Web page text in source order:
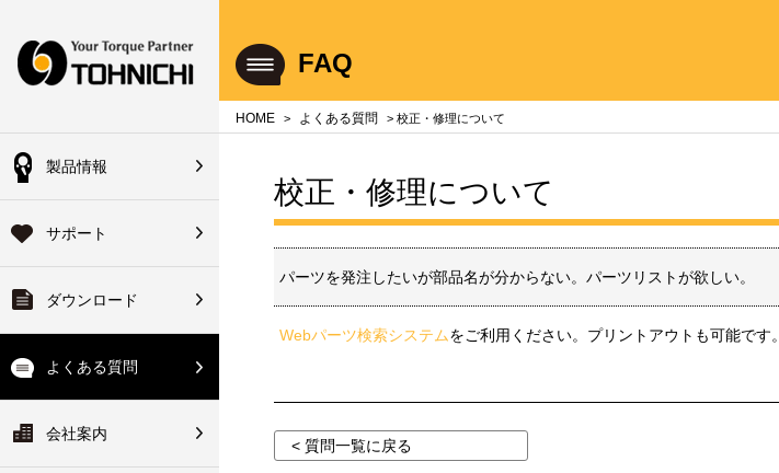
製品情報
サポート
ダウンロード
よくある質問
会社案内
サポート
サービス
アサービス
ーサービス
イドサービス
器総合製品案内
ンドブック
正装置
カイブ
ツリスト
くある質問
位について
使い方について
理について
ビリティ体系図・非該
社案内
社概要
のご挨拶
点一覧
連会社
変換
会員の方
録済の方は下記ボタ
ログイン
FAQ
HOME > よくある質問 > 校正・修理について
校正・修理について
パーツを発注したいが部品名が分からない。パーツリストが欲しい。
Webパーツ検索システムをご利用ください。プリントアウトも可能です。
< 質問一覧に戻る